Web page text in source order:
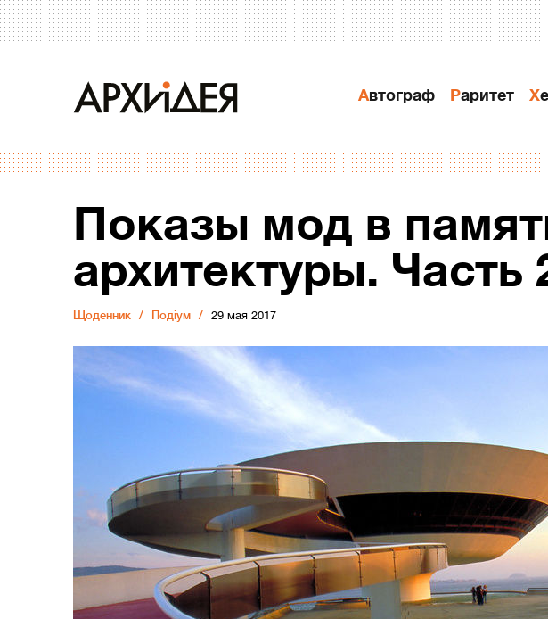
Автограф Раритет
Показы мод в
архитектуры. Часть
Щоденник Подіум 29 мая 2017